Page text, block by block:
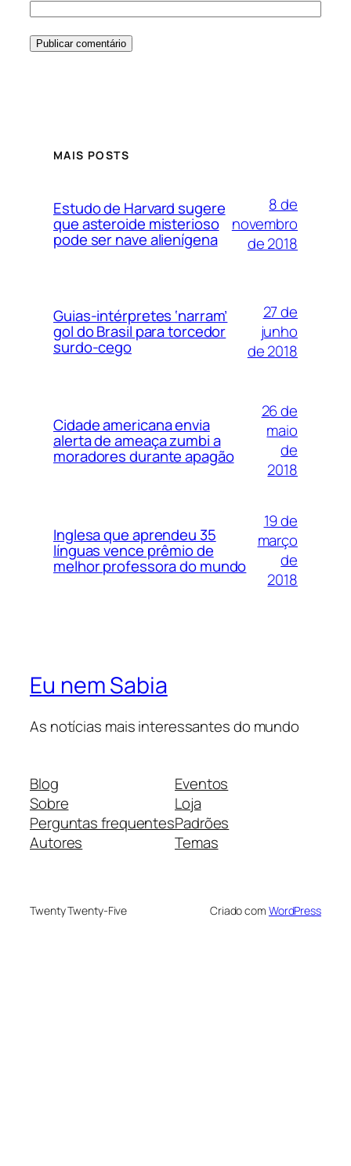
MAIS POSTS
Estudo de Harvard sugere
que asteroide misterioso
pode ser nave alienígena
8 de
novembro
de 2018
Guias-intérpretes ‘narram’
gol do Brasil para torcedor
surdo-cego
27 de
junho
de 2018
Cidade americana envia
alerta de ameaça zumbi a
moradores durante apagão
26 de
maio
de
2018
Inglesa que aprendeu 35
línguas vence prêmio de
melhor professora do mundo
19 de
março
de
2018
Eu nem Sabia
As notícias mais interessantes do mundo
Blog
Sobre
Perguntas frequentes
Autores
Eventos
Loja
Padrões
Temas
Twenty Twenty-Five Criado com WordPress